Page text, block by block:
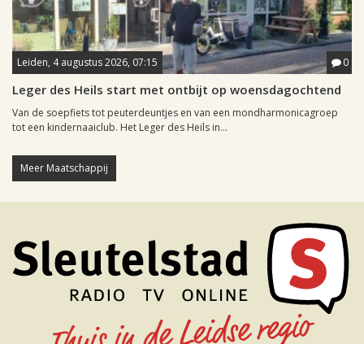
Leiden, 4 augustus 2026, 07:15 0
Leger des Heils start met ontbijt op woensdagochtend
Van de soepfiets tot peuterdeuntjes en van een mondharmonicagroep
tot een kindernaaiclub. Het Leger des Heils in...
Meer Maatschappij